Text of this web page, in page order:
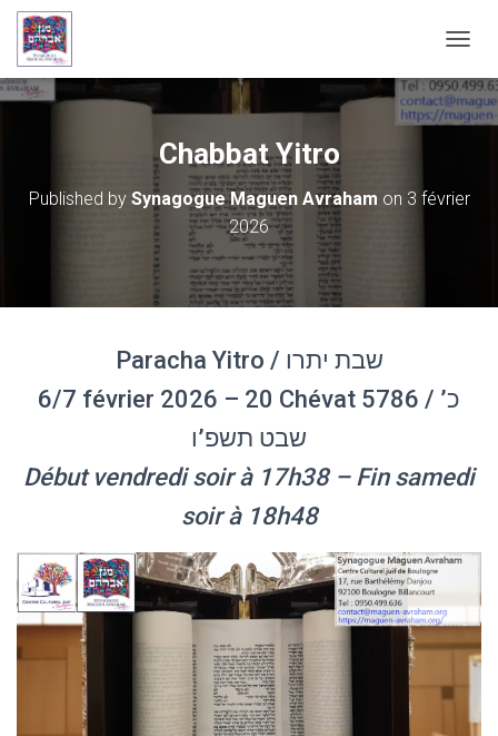
Chabbat Yitro
Published by Synagogue Maguen Avraham on 3 février
2026
Paracha Yitro / שבת יתרו
6/7 février 2026 – 20 Chévat 5786 / כ’
שבט תשפ’ו
Début vendredi soir à 17h38 – Fin samedi
soir à 18h48